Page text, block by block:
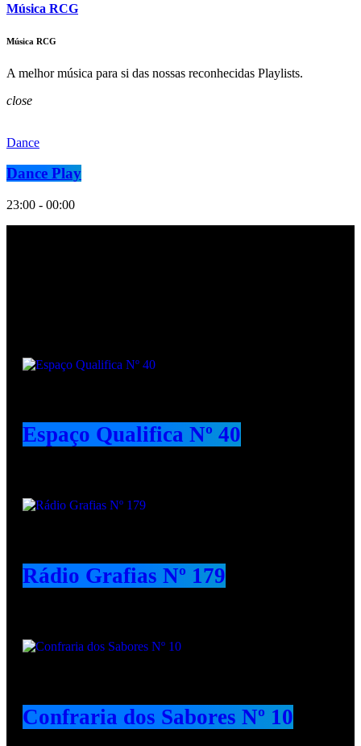
Música RCG
Música RCG
A melhor música para si das nossas reconhecidas Playlists.
close
Dance
Dance Play
23:00 - 00:00
Espaço Qualifica Nº 40
Rádio Grafias Nº 179
Confraria dos Sabores Nº 10